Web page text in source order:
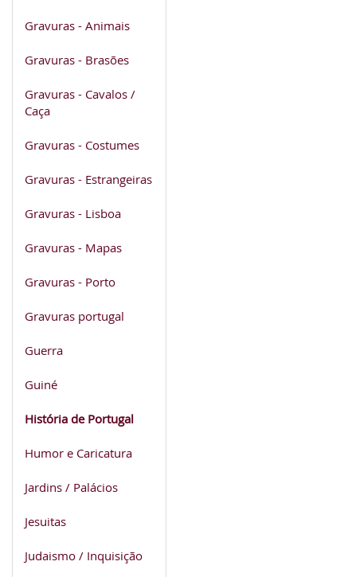
Gravuras - Animais
Gravuras - Brasões
Gravuras - Cavalos /
Caça
Gravuras - Costumes
Gravuras - Estrangeiras
Gravuras - Lisboa
Gravuras - Mapas
Gravuras - Porto
Gravuras portugal
Guerra
Guiné
História de Portugal
Humor e Caricatura
Jardins / Palácios
Jesuitas
Judaismo / Inquisição